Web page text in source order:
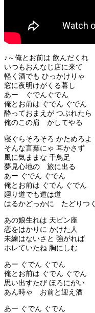
♪～俺とお前は 飲んだくれ
いつもおんなじ店に来て
軽く酒でも ひっかけりゃ
窓に夜明けがくる暮し
あー ぐでんぐでん
俺とお前は ぐでん ぐでん
酔っておまえが つぶれたら
俺のこの肩 かしてやる
寝ぐらそろそろ かためろよ
そんな言葉にゃ 耳かさず
風に気ままな 千鳥足
夢見心地の 旅に出る
あー ぐでん ぐでん
俺とお前は ぐでん ぐでん
廻り道でも道は道
はるかどっかに たどりつく
あの娘生れは 天ビン座
恋をはかりに かけた人
未練はないさと 強がれば
ホレていたね 胸にしむ
あー ぐでん ぐでん
俺とお前は ぐでん ぐでん
思い出すたび ほろにがい
あん時ゃ お前と迎え酒
あー ぐでん ぐでん